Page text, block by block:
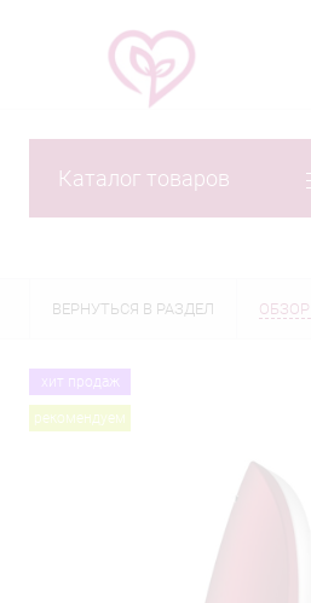
Каталог товаров
ВЕРНУТЬСЯ В РАЗДЕЛ
хит продаж
рекомендуем